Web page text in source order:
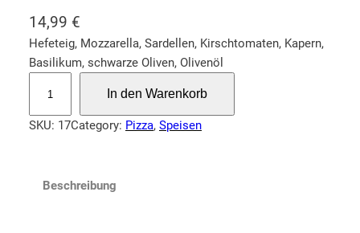
14,99 €
Hefeteig, Mozzarella, Sardellen, Kirschtomaten, Kapern,
Basilikum, schwarze Oliven, Olivenöl
z
In den Warenkorb
SKU: 17Category: Pizza, Speisen
Beschreibung